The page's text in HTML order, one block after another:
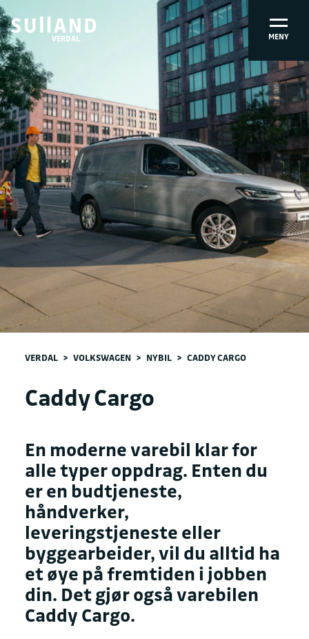
VERDAL MENY
VERDAL > VOLKSWAGEN > NYBIL > CADDY CARGO
Caddy Cargo
En moderne varebil klar for
alle typer oppdrag. Enten du
er en budtjeneste,
håndverker,
leveringstjeneste eller
byggearbeider, vil du alltid ha
et øye på fremtiden i jobben
din. Det gjør også varebilen
Caddy Cargo.